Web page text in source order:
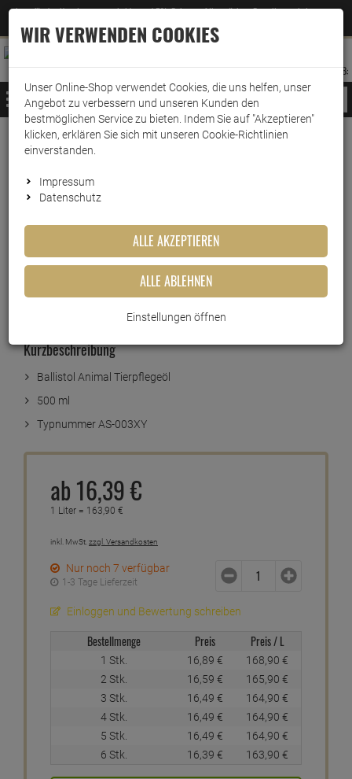
Jetzt für den Newsletter entscheiden und 5% Rabatt auf Ihre nächste Bestellung erhalten
–Zum Newsletter
ANMELDEN
AUFKLAPPEN
MERKZETTEL
WARENKORB:
MENÜ
Weiter einkaufen www.wark24.de Ballistol
Ballistol Animal Tierpflegeöl, 500 ml
Ballistol Animal Tierpflegeöl,
500 ml
Artikel-Nummer:10014209
Kurzbeschreibung
Ballistol Animal Tierpflegeöl
500 ml
Typnummer AS-003XY
ab 16,39€
1 Liter = 163,90 €
inkl. MwSt. zzgl. Versandkosten
Nur noch 7 verfügbar
1-3 Tage Lieferzeit
Einloggen und Bewertung schreiben
Bestellmenge Preis Preis / L
1 Stk. 16, 89 € 168, 90 €
2 Stk.
16, 59 € 165, 90 €
3 Stk.
16, 49 € 164,90 €
4 Stk.
16, 49 € 164,90 €
5 Stk.
16, 49 € 164,90 €
6 Stk.
16, 39 € 163, 90 €
WIR VERWENDEN COOKIES
Unser Online-Shop verwendet Cookies, die uns helfen, unser
Angebot zu verbessern und unseren Kunden den
bestmöglichen Service zu bieten. Indem Sie auf "Akzeptieren"
klicken, erklären Sie sich mit unseren Cookie-Richtlinien
einverstanden.
Impressum
Datenschutz
ALLE AKZEPTIEREN
ALLE ABLEHNEN
Einstellungen öffnen